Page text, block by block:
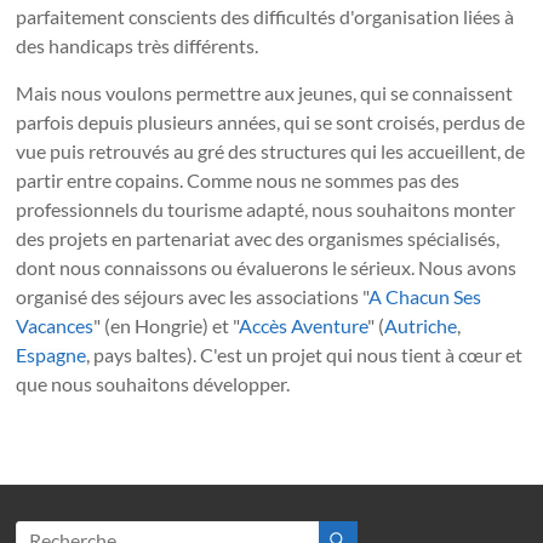
parfaitement conscients des difficultés d'organisation liées à
des handicaps très différents.
Mais nous voulons permettre aux jeunes, qui se connaissent
parfois depuis plusieurs années, qui se sont croisés, perdus de
vue puis retrouvés au gré des structures qui les accueillent, de
partir entre copains. Comme nous ne sommes pas des
professionnels du tourisme adapté, nous souhaitons monter
des projets en partenariat avec des organismes spécialisés,
dont nous connaissons ou évaluerons le sérieux. Nous avons
organisé des séjours avec les associations "A Chacun Ses
Vacances" (en Hongrie) et "Accès Aventure" (Autriche
Espagne , pays baltes). C'est un projet qui nous tient à cœur et
que nous souhaitons développer.